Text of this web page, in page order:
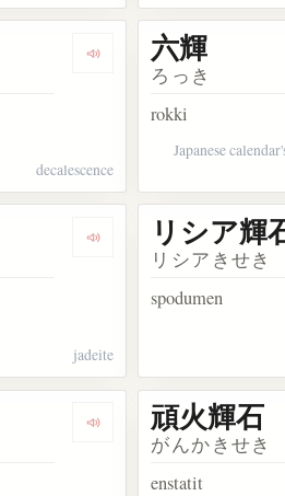
Dengarkan kosakata 減輝
decalescence
六輝
ろっき
rokki
Japanese
Dengarkan kosakata ヒス
jadeite
リシア輝
リシアきせき
spodumen
Dengarkan kosakata 灰鉄輝
頑火輝石
がんかきせき
enstatit